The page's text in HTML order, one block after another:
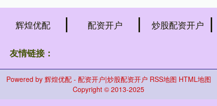
辉煌优配 配资开户 炒股配资开户
友情链接：
Powered by 辉煌优配 - 配资开户|炒股配资开户 RSS地图 HTML地图
Copyright © 2013-2025